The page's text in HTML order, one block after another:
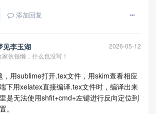
添加回复
见李玉湖
2026-05-12
家伙很懒，什么也没写！
，用sublime打开.tex文件，用skim查看相应
下用xelatex直接编译.tex文件时，编译出来
是无法使用shfit+cmd+左键进行反向定位到
。